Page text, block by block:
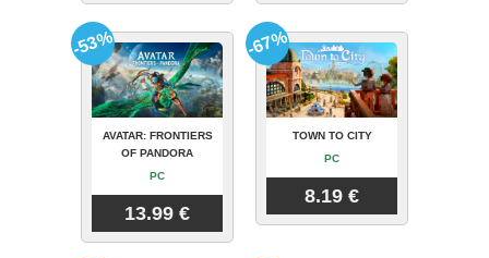
AVATAR: FRONTIERS
OF PANDORA
PC
13.99 €
-53%
TOWN TO CITY
PC
8.19 €
-67%